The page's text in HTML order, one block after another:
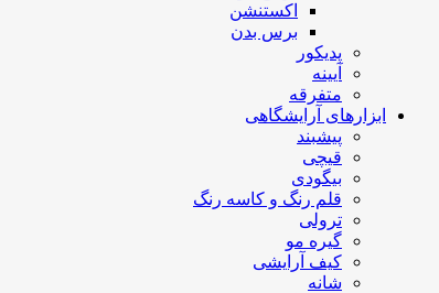
اکستنشن
برس بدن
پدیکور
آیینه
متفرقه
ابزارهای آرایشگاهی
پیشبند
قیچی
بیگودی
قلم رنگ و کاسه رنگ
ترولی
گیره مو
کیف آرایشی
شانه